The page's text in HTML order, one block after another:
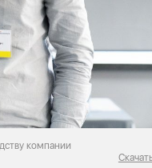
компании